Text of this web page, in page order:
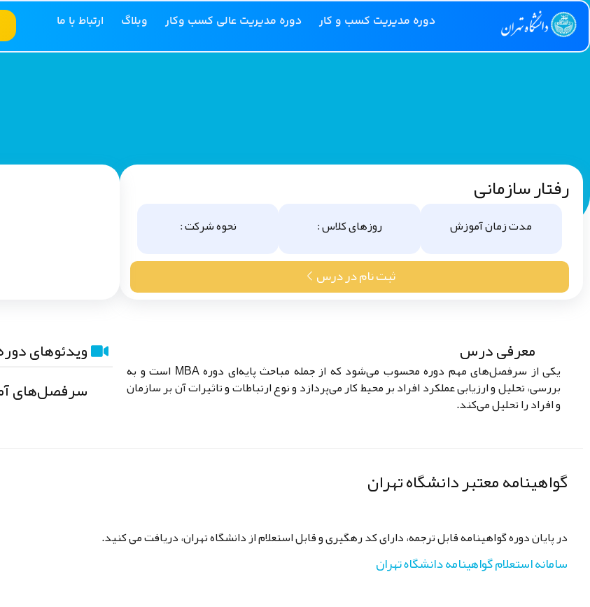
دوره مدیریت کسب و کار دوره مدیریت عالی کسب وکار وبلاگ ارتباط با ما
رفتار سازمانی
مدت زمان آموزش روزهای کلاس : نحوه شرکت :
ثبت نام در درس
معرفی درس
یکی از سرفصل‌های مهم دوره محسوب می‌شود که از جمله مباحث پایه‌ای دوره MBA است و به
بررسی، تحلیل و ارزیابی عملکرد افراد بر محیط کار می‌پردازد و نوع ارتباطات و تاثیرات آن بر سازمان
و افراد را تحلیل می‌کند.
ویدئوهای
سرفصل‌های
گواهینامه معتبر دانشگاه تهران
در پایان دوره گواهینامه قابل ترجمه، دارای کد رهگیری و قابل استعلام از دانشگاه تهران، دریافت می کنید.
سامانه استعلام گواهینامه دانشگاه تهران